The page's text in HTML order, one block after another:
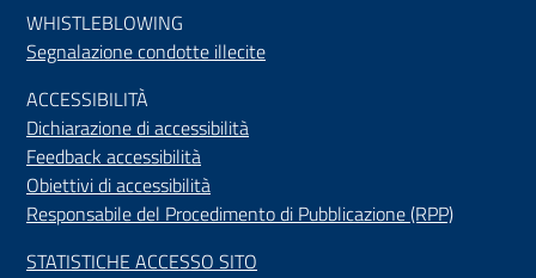
WHISTLEBLOWING
Segnalazione condotte illecite
ACCESSIBILITÀ
Dichiarazione di accessibilità
Feedback accessibilità
Obiettivi di accessibilità
Responsabile del Procedimento di Pubblicazione (RPP)
STATISTICHE ACCESSO SITO